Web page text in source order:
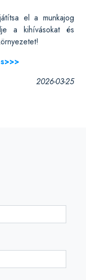
el a munkajog
a kihívásokat és
2026-03-25